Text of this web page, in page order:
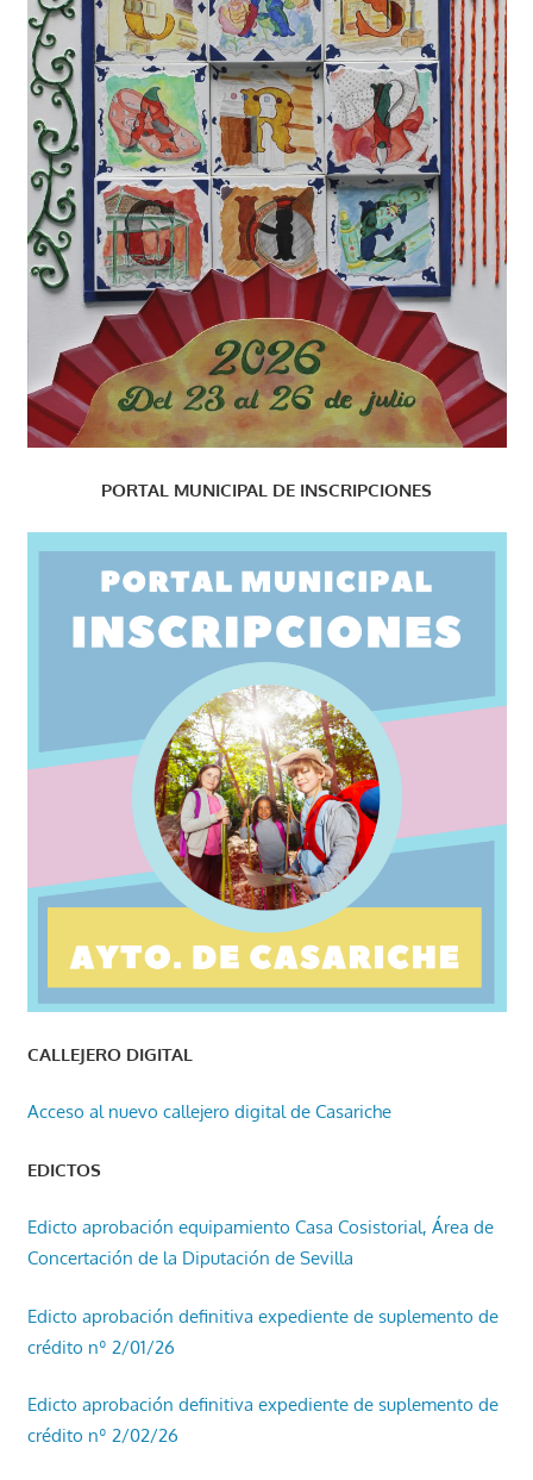
PORTAL MUNICIPAL DE INSCRIPCIONES
CALLEJERO DIGITAL
Acceso al nuevo callejero digital de Casariche
EDICTOS
Edicto aprobación equipamiento Casa Cosistorial, Área de
Concertación de la Diputación de Sevilla
Edicto aprobación definitiva expediente de suplemento de
crédito nº 2/01/26
Edicto aprobación definitiva expediente de suplemento de
crédito nº 2/02/26